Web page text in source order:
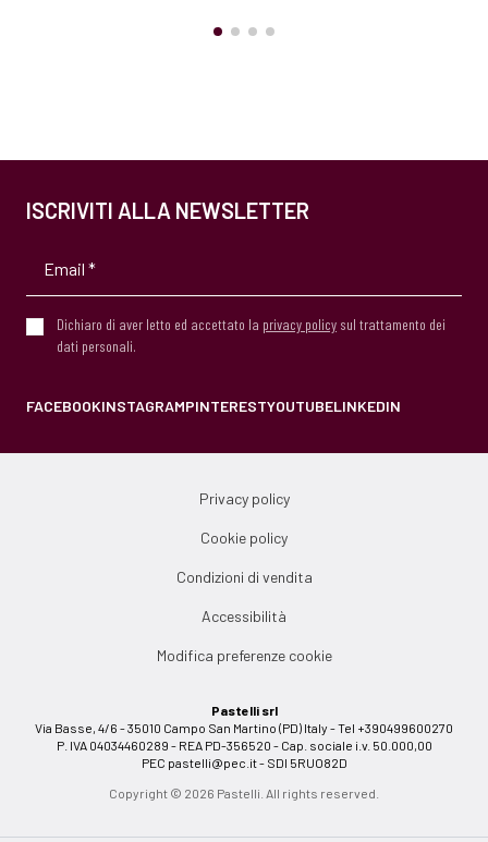
ISCRIVITI ALLA NEWSLETTER
Dichiaro di aver letto ed accettato la privacy policy sul trattamento dei
dati personali.
FACEBOOKINSTAGRAMPINTERESTYOUTUBELINKEDIN
Privacy policy
Cookie policy
Condizioni di vendita
Accessibilità
Modifica preferenze cookie
Pastelli srl
Via Basse, 4/6 - 35010 Campo San Martino (PD) Italy - Tel +390499600270
P. IVA 04034460289 - REA PD-356520 - Cap. sociale i.v. 50.000,00
PEC pastelli@pec.it- SDI 5RUO82D
Copyright © 2026 Pastelli. All rights reserved.